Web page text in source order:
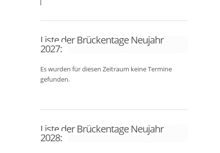
Liste der Brückentage Neujahr
2027:
Es wurden für diesen Zeitraum keine Termine
gefunden.
Liste der Brückentage Neujahr
2028: